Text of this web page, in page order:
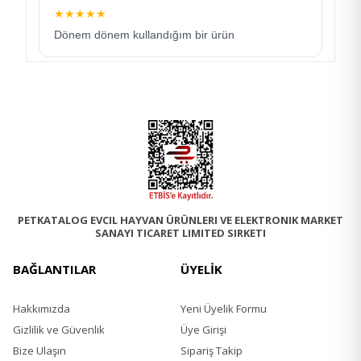
Buğday Unu %18
Baldo Pirinç %15
Nükleotit Maya Proteini
Kurutulmuş Şeker Pancarı
Prebiotik Mannan Oligo Sakkaritler
Analiz Raporu
Ham Selüloz %4
★★★★★
Dönem dönem kullandığım bir ürün
PETKATALOG EVCIL HAYVAN ÜRÜNLERI VE ELEKTRONIK MARKET
SANAYI TICARET LIMITED SIRKETI
BAĞLANTILAR
Hakkımızda
Gizlilik ve Güvenlik
Bize Ulaşın
ÜYELİK
Yeni Üyelik Formu
Üye Girişi
Sipariş Takip